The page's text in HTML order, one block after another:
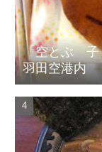
「空とぶ
羽田空港内